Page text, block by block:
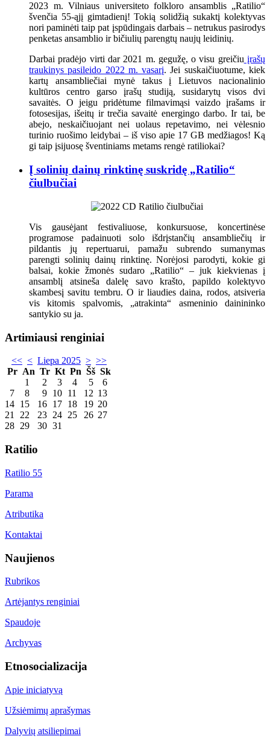
2023 m. Vilniaus universiteto folkloro ansamblis „Ratilio“
švenčia 55-ąjį gimtadienį! Tokią solidžią sukaktį kolektyvas
nori paminėti taip pat įspūdingais darbais – netrukus pasirodys
penketas ansamblio ir bičiulių parengtų naujų leidinių.
Darbai pradėjo virti dar 2021 m. gegužę, o visu greičiuįrašų
traukinys pasileido 2022 m. vasarį. Jei suskaičiuotume, kiek
kartų ansambliečiai mynė takus į Lietuvos nacionalinio
kultūros centro garso įrašų studiją, susidarytų visos dvi
savaitės. O jeigu pridėtume filmavimąsi vaizdo įrašams ir
fotosesijas, išeitų ir trečia savaitė energingo darbo. Ir tai, be
abejo, neskaičiuojant nei uolaus repetavimo, nei vėlesnio
turinio ruošimo leidybai – iš viso apie 17 GB medžiagos! Ką
gi taip įsijuosę šventiniams metams rengė ratiliokai?
Į solinių dainų rinktinę suskridę „Ratilio“
čiulbučiai
Vis gausėjant festivaliuose, konkursuose, koncertinėse
programose padainuoti solo išdrįstančių ansambliečių ir
pildantis jų repertuarui, pamažu subrendo sumanymas
parengti solinių dainų rinktinę. Norėjosi parodyti, kokie gi
balsai, kokie žmonės sudaro „Ratilio“ – juk kiekvienas į
ansamblį atsineša dalelę savo krašto, papildo kolektyvo
skambesį savitu tembru. O ir liaudies daina, rodos, atsiveria
vis kitomis spalvomis, „atrakinta“ asmeninio dainininko
santykio su ja.
Artimiausi renginiai
<< < Liepa 2025 > >>
Pr An Tr Kt Pn Šš Sk
1
2 3 4 5
6
7
8 9 10 11 12 13
14 15 16 17 18 19 20
21
22 23 24 25 26 27
28 29 30 31
Ratilio
Ratilio 55
Parama
Atributika
Kontaktai
Naujienos
Rubrikos
Artėjantys renginiai
Spaudoje
Archyvas
Etnosocializacija
Apie iniciatyvą
Užsiėmimų aprašymas
Dalyvių atsiliepimai